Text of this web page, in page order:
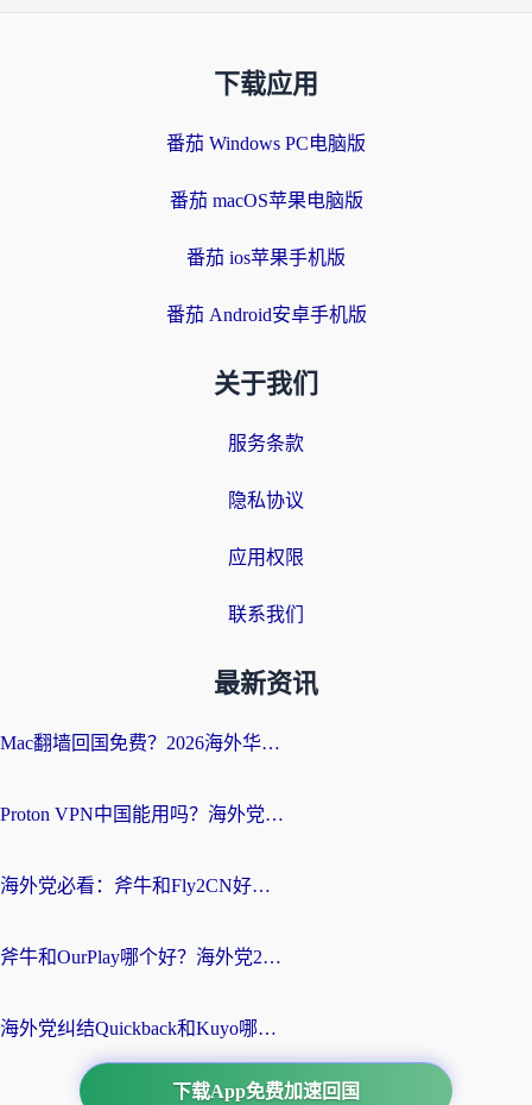
下载应用
番茄 Windows PC电脑版
番茄 macOS苹果电脑版
番茄 ios苹果手机版
番茄 Android安卓手机版
关于我们
服务条款
隐私协议
应用权限
联系我们
最新资讯
Mac翻墙回国免费？2026海外华人亲测：从CCTV5直播到国内APP，这样选加速器才靠谱
Proton VPN中国能用吗？海外党选回国加速器的避坑指南（附番茄加速器实测）
海外党必看：斧牛和Fly2CN好用吗？3招教你选对回国加速器（附免费试用攻略）
斧牛和OurPlay哪个好？海外党2026亲测：选对加速器，国内资源秒加载
海外党纠结Quickback和Kuyo哪个好？选对回国加速器才能无缝刷国内资源
下载App免费加速回国